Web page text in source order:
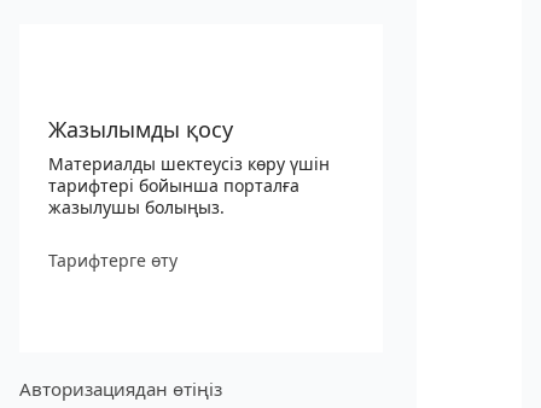
Жазылымды қосу
Материалды шектеусіз көру үшін
тарифтері бойынша порталға
жазылушы болыңыз.
Тарифтерге өту
Авторизациядан өтіңіз